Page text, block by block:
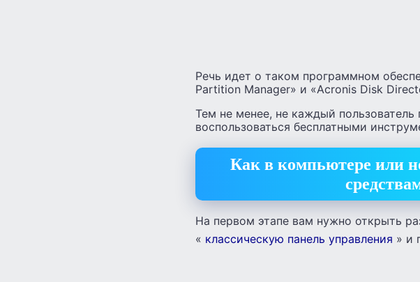
Речь идет о таком программном
Partition Manager» и «Acronis Disk
Тем не менее, не каждый пользователь
воспользоваться бесплатными
Как в компьютере или
На первом этапе вам нужно открыть
« классическую панель управления » и